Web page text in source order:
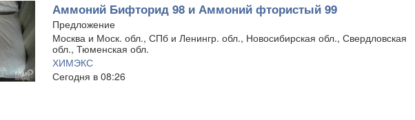
Аммоний Бифторид 98 и Аммоний фтористый 99
Предложение
Москва и Моск. обл., СПб и Ленингр. обл., Новосибирская обл., Свердловская
обл., Тюменская обл.
ХИМЭКС
Сегодня в 08:26